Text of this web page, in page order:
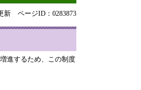
新 ページID：0283873
進するため、この制度